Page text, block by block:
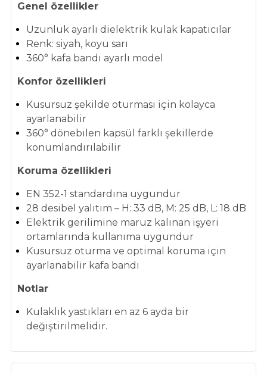
Genel özellikler
Uzunluk ayarlı dielektrik kulak kapatıcılar
Renk: siyah, koyu sarı
360° kafa bandı ayarlı model
Konfor özellikleri
Kusursuz şekilde oturması için kolayca
ayarlanabilir
360° dönebilen kapsül farklı şekillerde
konumlandırılabilir
Koruma özellikleri
EN 352-1 standardına uygundur
28 desibel yalıtım – H: 33 dB, M: 25 dB, L: 18 dB
Elektrik gerilimine maruz kalınan işyeri
ortamlarında kullanıma uygundur
Kusursuz oturma ve optimal koruma için
ayarlanabilir kafa bandı
Notlar
Kulaklık yastıkları en az 6 ayda bir
değiştirilmelidir.